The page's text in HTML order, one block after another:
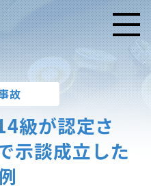
メニ
故
級が認定さ
示談成立した